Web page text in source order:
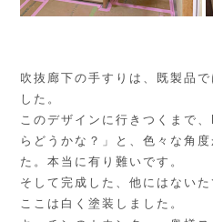
吹抜廊下の手すりは、既製品
した。
このデザインに行きつくまで
らどうかな？」と、色々な角
た。本当に有り難いです。
そして完成した、他にはない
ここは白く塗装しました。